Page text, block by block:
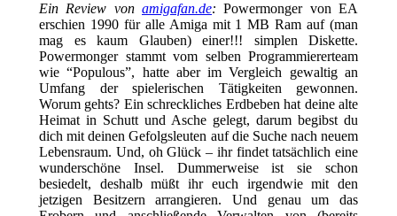
Ein Review von amigafan.de:Powermonger von EA
erschien 1990 für alle Amiga mit 1 MB Ram auf (man
mag es kaum Glauben) einer!!! simplen Diskette.
Powermonger stammt vom selben Programmiererteam
wie “Populous”, hatte aber im Vergleich gewaltig an
Umfang der spielerischen Tätigkeiten gewonnen.
Worum gehts? Ein schreckliches Erdbeben hat deine alte
Heimat in Schutt und Asche gelegt, darum begibst du
dich mit deinen Gefolgsleuten auf die Suche nach neuem
Lebensraum. Und, oh Glück – ihr findet tatsächlich eine
wunderschöne Insel. Dummerweise ist sie schon
besiedelt, deshalb müßt ihr euch irgendwie mit den
jetzigen Besitzern arrangieren. Und genau um das